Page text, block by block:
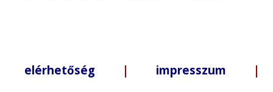
elérhetőség | impresszum |